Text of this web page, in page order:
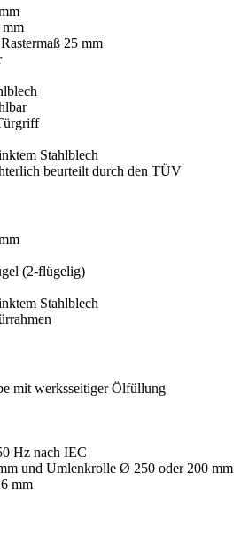
25 mm
Stahlblech
beurteilt durch den TÜV
(2-flügelig)
Stahlblech
mit werksseitiger Ölfüllung
Hz nach IEC
und Umlenkrolle Ø 250 oder 200 mm
mm